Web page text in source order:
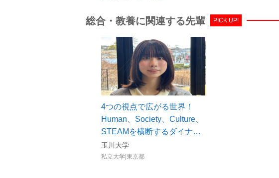
総合・教養に関連する先輩 PICK UP!
4つの視点で広がる世界！
Human、Society、Culture、
STEAMを横断するダイナ…
玉川大学
私立大学|東京都